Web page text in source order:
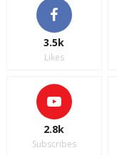
3.5k
Likes
2.8k
Subscribes